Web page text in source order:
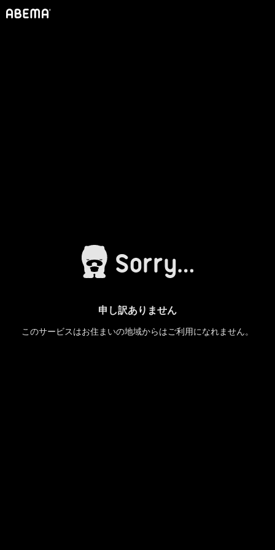
申し訳ありません
このサービスはお住まいの地域からはご利用になれません。